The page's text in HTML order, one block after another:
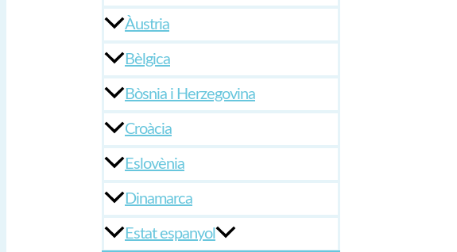
Àustria
Bèlgica
Bòsnia i Herzegovina
Croàcia
Eslovènia
Dinamarca
Estat espanyol